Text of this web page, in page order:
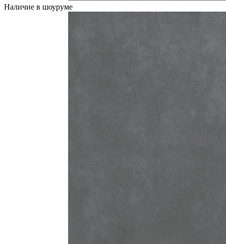
Наличие в шоуруме